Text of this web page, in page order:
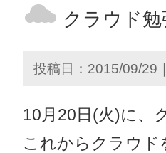
クラウド
投稿日：2015/09/29
10月20日(火)に、
これからクラウド